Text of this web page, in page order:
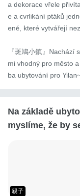
a dekorace vřele
e a cvrlikání ptáků
ené, které vytvářejí
『斑鳩小鎮』Nachází
mi vhodný pro město
ba ubytování pro
Na základě
myslíme, že by
親子